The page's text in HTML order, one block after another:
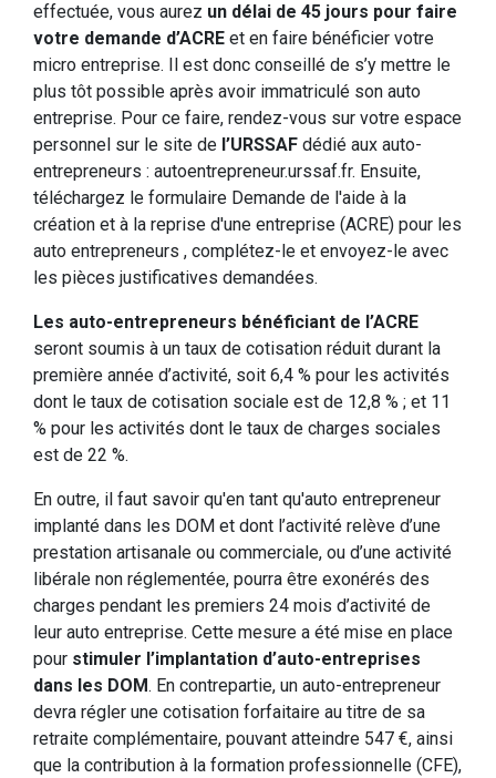
effectuée, vous aurez un délai de 45 jours pour faire
votre demande d’ACRE et en faire bénéficier votre
micro entreprise. Il est donc conseillé de s’y mettre le
plus tôt possible après avoir immatriculé son auto
entreprise. Pour ce faire, rendez-vous sur votre espace
personnel sur le site de l’URSSAF dédié aux auto-
entrepreneurs : autoentrepreneur.urssaf.fr. Ensuite,
téléchargez le formulaire Demande de l'aide à la
création et à la reprise d'une entreprise (ACRE) pour les
auto entrepreneurs , complétez-le et envoyez-le avec
les pièces justificatives demandées.
Les auto-entrepreneurs bénéficiant de l’ACRE
seront soumis à un taux de cotisation réduit durant la
première année d’activité, soit 6,4 % pour les activités
dont le taux de cotisation sociale est de 12,8 % ; et 11
% pour les activités dont le taux de charges sociales
est de 22 %.
En outre, il faut savoir qu'en tant qu'auto entrepreneur
implanté dans les DOM et dont l’activité relève d’une
prestation artisanale ou commerciale, ou d’une activité
libérale non réglementée, pourra être exonérés des
charges pendant les premiers 24 mois d’activité de
leur auto entreprise. Cette mesure a été mise en place
pour stimuler l’implantation d’auto-entreprises
dans les DOM. En contrepartie, un auto-entrepreneur
devra régler une cotisation forfaitaire au titre de sa
retraite complémentaire, pouvant atteindre 547 €, ainsi
que la contribution à la formation professionnelle (CFE),